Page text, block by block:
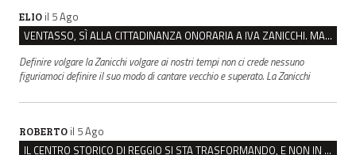
ELIO il 5 Ago
VENTASSO, SÌ ALLA CITTADINANZA ONORARIA A IVA ZANICCHI. MA BARGIACCHI: “È DI PESSIMO GUSTO”
Definire volgare la Zanicchi volgare ai nostri tempi non ci crede nessuno
figuriamoci definire il suo modo di cantare vecchio e superato. La Zanicchi
ROBERTO il 5 Ago
IL CENTRO STORICO DI REGGIO SI STA TRASFORMANDO, E NON IN MEGLIO